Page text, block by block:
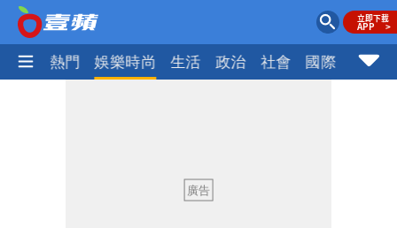
焦點 熱門 娛樂時尚 生活 政治 社會 國際 財經
口」 徐巧芯：民進黨當年刻意阻擋
47歲婦腹痛就醫才知懷孕「1小時後生